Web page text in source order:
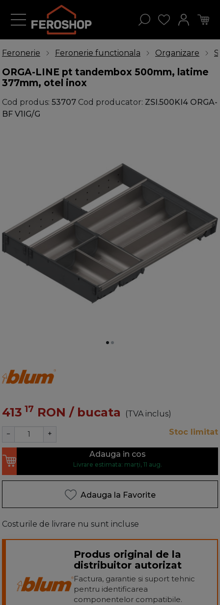
Feronerie Feronerie functionala Organizare
ORGA-LINE pt tandembox 500mm, latime
377mm, otel inox
Cod produs: 53707 Cod producator: ZSI.500KI4 ORGA-
BF V1IG/G
413 17 RON / bucata
(TVA inclus)
Stoc limitat
− +
Adauga in cos
Livrare estimata: marți, 11 aug.
Adauga la Favorite
Costurile de livrare nu sunt incluse
Produs original de la
distribuitor autorizat
Factura, garantie si suport tehnic
pentru identificarea
componentelor compatibile.